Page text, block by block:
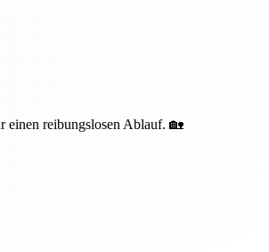
einen reibungslosen Ablauf. 🏡